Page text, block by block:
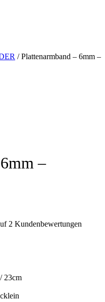
/ Plattenarmband – 6mm –
–
2 Kundenbewertungen
23cm